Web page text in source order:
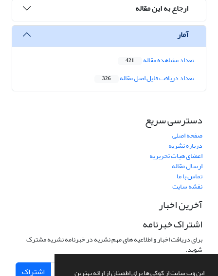
این وب سایت از کوکی ها برای اطمینان از ارائه بهترین
ارجاع به این مقاله
آمار
تعداد مشاهده مقاله 421
تعداد دریافت فایل اصل مقاله 326
دسترسی سریع
صفحه اصلی
درباره نشریه
اعضای هیات تحریریه
ارسال مقاله
تماس با ما
نقشه سایت
آخرین اخبار
اشتراک خبرنامه
برای دریافت اخبار و اطلاعیه های مهم نشریه در خبرنامه نشریه مشترک
شوید.
اشتراک